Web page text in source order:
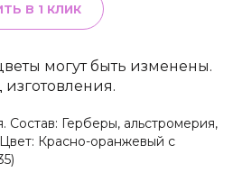
В 1 КЛИК
могут быть изменены.
Состав: Герберы, альстромерия,
Красно-оранжевый с